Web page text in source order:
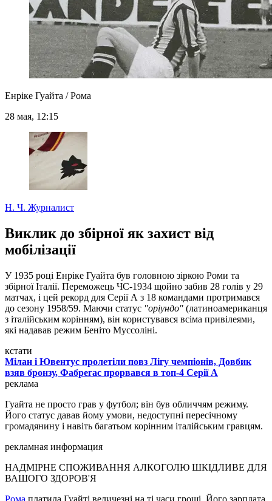
Енріке Гуайта / Рома
28 мая, 12:15
Н. Ч. Журналист
Виклик до збірної як захист від
мобілізації
У 1935 році Енріке Гуайта був головною зіркою Роми та
збірної Італії. Переможець ЧС-1934 щойно забив 28 голів у 29
матчах, і цей рекорд для Серії А з 18 командами протримався
до сезону 1958/59. Маючи статус "оріундо" (латиноамериканця
з італійським корінням), він користувався всіма привілеями,
які надавав режим Беніто Муссоліні.
кстати
Мілан і Ювентус пролетіли повз Лігу чемпіонів, Довбик
взяв бронзу, Фабрегас прорвався в топ-4 Серії А
реклама
Гуайта не просто грав у футбол; він був обличчям режиму.
Його статус давав йому умови, недоступні пересічному
громадянину і навіть багатьом корінним італійським гравцям.
рекламная информация
НАДМІРНЕ СПОЖИВАННЯ АЛКОГОЛЮ ШКІДЛИВЕ ДЛЯ
ВАШОГО ЗДОРОВ'Я